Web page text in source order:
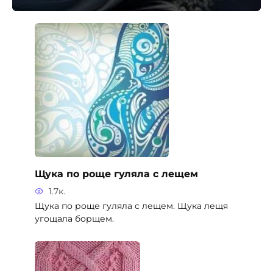
Щука по роще гуляла с лещем
1.7к.
Щука по роще гуляла с лещем. Щука лещя
угощала борщем.